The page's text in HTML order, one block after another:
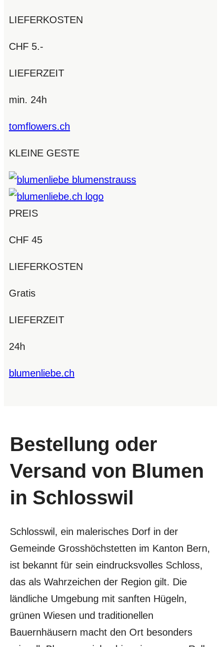
LIEFERKOSTEN
CHF 5.-
LIEFERZEIT
min. 24h
tomflowers.ch
KLEINE GESTE
PREIS
CHF 45
LIEFERKOSTEN
Gratis
LIEFERZEIT
24h
blumenliebe.ch
Bestellung oder
Versand von Blumen
in Schlosswil
Schlosswil, ein malerisches Dorf in der
Gemeinde Grosshöchstetten im Kanton Bern,
ist bekannt für sein eindrucksvolles Schloss,
das als Wahrzeichen der Region gilt. Die
ländliche Umgebung mit sanften Hügeln,
grünen Wiesen und traditionellen
Bauernhäusern macht den Ort besonders